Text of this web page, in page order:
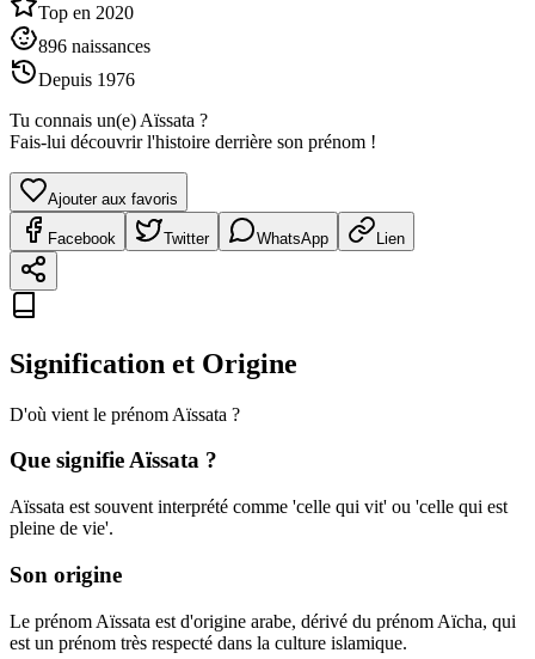
Top en 2020
896 naissances
Depuis 1976
Tu connais un(e) Aïssata ?
Fais-lui découvrir l'histoire derrière son prénom !
Ajouter aux favoris
Facebook Twitter WhatsApp Lien
Signification et Origine
D'où vient le prénom Aïssata ?
Que signifieAïssata ?
Aïssata est souvent interprété comme 'celle qui vit' ou 'celle qui est
pleine de vie'.
Son origine
Le prénom Aïssata est d'origine arabe, dérivé du prénom Aïcha, qui
est un prénom très respecté dans la culture islamique.